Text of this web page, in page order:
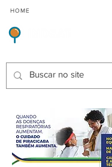
HOME